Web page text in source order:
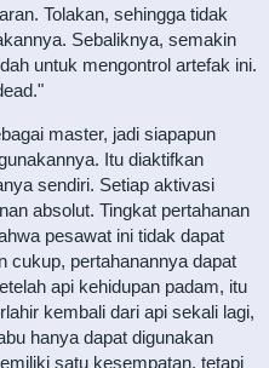
Tolakan, sehingga tidak
Sebaliknya, semakin
untuk mengontrol artefak ini.
master, jadi siapapun
Itu diaktifkan
sendiri. Setiap aktivasi
absolut. Tingkat pertahanan
pesawat ini tidak dapat
cukup, pertahanannya dapat
api kehidupan padam, itu
kembali dari api sekali lagi,
hanya dapat digunakan
satu kesempatan, tetapi